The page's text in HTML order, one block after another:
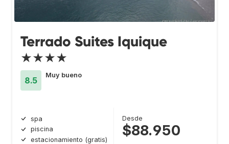
Terrado Suites Iquique
★★★★
8.5
Muy bueno
spa
piscina
estacionamiento (gratis)
Desde
$88.950